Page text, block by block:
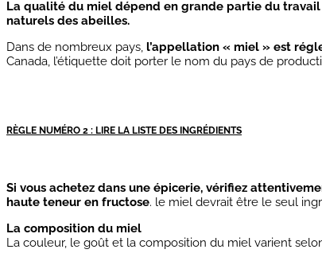
La qualité du miel dépend en grande partie du
naturels des abeilles.
Dans de nombreux pays, l’appellation « miel » est
Canada, l’étiquette doit porter le nom du pays de
RÈGLE NUMÉRO 2 : LIRE LA LISTE DES INGRÉDIENTS
Si vous achetez dans une épicerie, vérifiez
haute teneur en fructose. le miel devrait être le seul
La composition du miel
La couleur, le goût et la composition du miel varient